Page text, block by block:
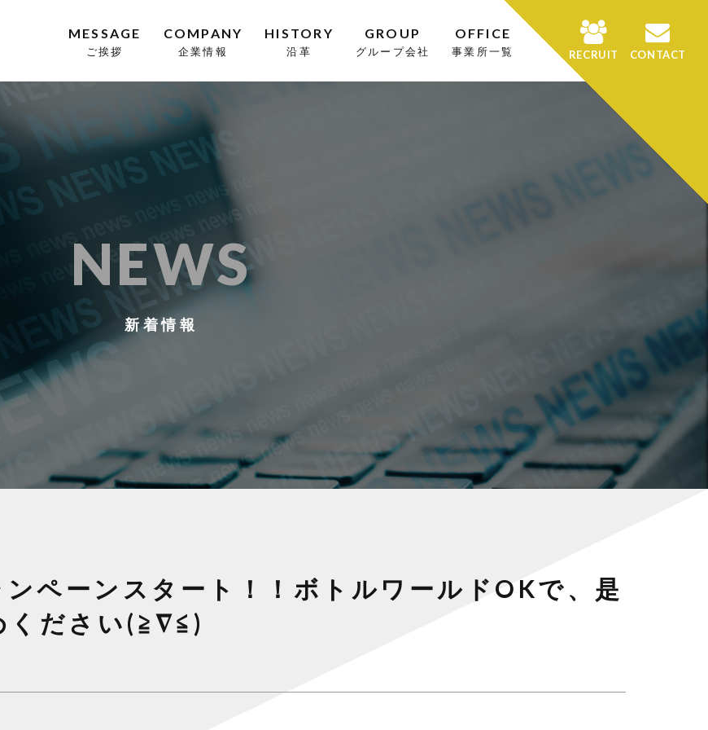
MESSAGE
ご挨拶
COMPANY
企業情報
HISTORY
沿革
GROUP
グループ会社
OFFICE
事業所一覧 RECRUIT CONTACT
NEWS
新着情報
ペーンスタート！！ボトルワールドOKで、是
ください(≧∇≦)